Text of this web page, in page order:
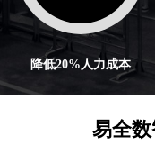
降低20%人力成本
易全